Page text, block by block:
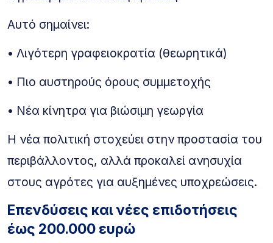
Αυτό σημαίνει:
• Λιγότερη γραφειοκρατία (θεωρητικά)
• Πιο αυστηρούς όρους συμμετοχής
• Νέα κίνητρα για βιώσιμη γεωργία
Η νέα πολιτική στοχεύει στην προστασία του
περιβάλλοντος, αλλά προκαλεί ανησυχία
στους αγρότες για αυξημένες υποχρεώσεις.
Επενδύσεις και νέες επιδοτήσεις
έως 200.000 ευρώ